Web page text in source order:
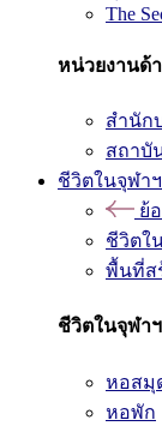
The
หน่วยงานด้
สำนัก
สถาบั
ชีวิตในจุฬาฯ
ย้
ชีวิตใ
พื้นที่ส
ชีวิตในจุฬาฯ
หอสมุ
หอพัก